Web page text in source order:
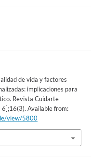
de vida y factores
implicaciones para
Revista Cuidarte
Available from:
view/5800